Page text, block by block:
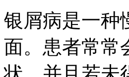
银屑病是一种
面。患者常常